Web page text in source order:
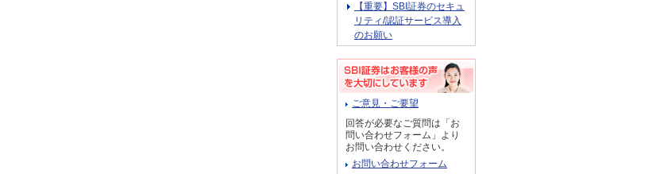
【重要】SBI証券のセキュ
リティ/認証サービス導入
のお願い
ご意見・ご要望
回答が必要なご質問は「お
問い合わせフォーム」より
お問い合わせください。
お問い合わせフォーム